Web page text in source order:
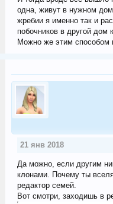
одна, живут в нужном
жребии я именно так и
побочников в другой
Можно же этим способом
21 янв 2018
Да можно, если другим
клонами. Почему ты
редактор семей.
Вот смотри, заходишь в